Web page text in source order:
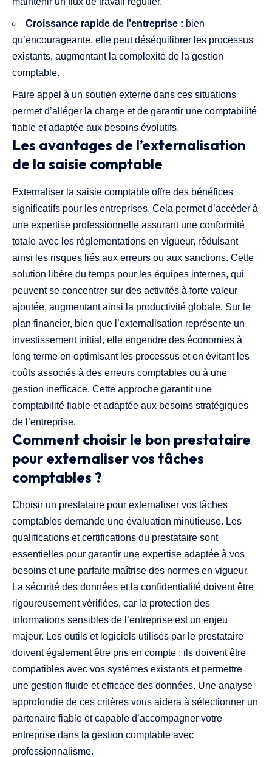
Croissance rapide de l’entreprise : bien
qu’encourageante, elle peut déséquilibrer les processus
existants, augmentant la complexité de la gestion
comptable.
Faire appel à un soutien externe dans ces situations
permet d’alléger la charge et de garantir une comptabilité
fiable et adaptée aux besoins évolutifs.
Les avantages de l’externalisation
de la saisie comptable
Externaliser la saisie comptable offre des bénéfices
significatifs pour les entreprises. Cela permet d’accéder à
une expertise professionnelle assurant une conformité
totale avec les réglementations en vigueur, réduisant
ainsi les risques liés aux erreurs ou aux sanctions. Cette
solution libère du temps pour les équipes internes, qui
peuvent se concentrer sur des activités à forte valeur
ajoutée, augmentant ainsi la productivité globale. Sur le
plan financier, bien que l’externalisation représente un
investissement initial, elle engendre des économies à
long terme en optimisant les processus et en évitant les
coûts associés à des erreurs comptables ou à une
gestion inefficace. Cette approche garantit une
comptabilité fiable et adaptée aux besoins stratégiques
de l’entreprise.
Comment choisir le bon prestataire
pour externaliser vos tâches
comptables ?
Choisir un prestataire pour externaliser vos tâches
comptables demande une évaluation minutieuse. Les
qualifications et certifications du prestataire sont
essentielles pour garantir une expertise adaptée à vos
besoins et une parfaite maîtrise des normes en vigueur.
La sécurité des données et la confidentialité doivent être
rigoureusement vérifiées, car la protection des
informations sensibles de l’entreprise est un enjeu
majeur. Les outils et logiciels utilisés par le prestataire
doivent également être pris en compte : ils doivent être
compatibles avec vos systèmes existants et permettre
une gestion fluide et efficace des données. Une analyse
approfondie de ces critères vous aidera à sélectionner un
partenaire fiable et capable d’accompagner votre
entreprise dans la gestion comptable avec
professionnalisme.